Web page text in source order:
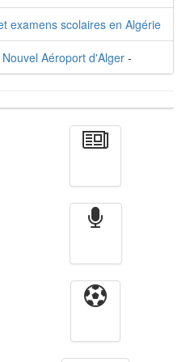
examens scolaires en Algérie
Aéroport d'Alger-